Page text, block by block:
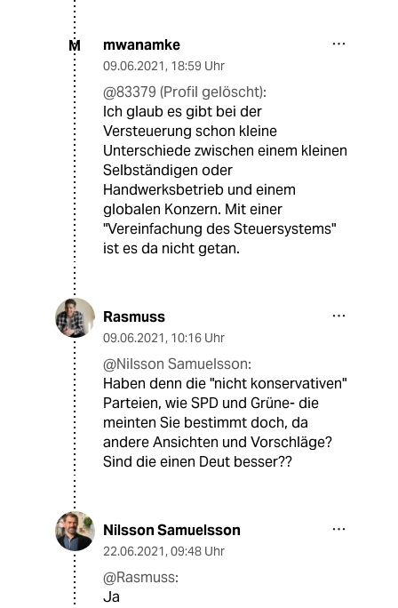
M mwanamke
09.06.2021, 18:59 Uhr
@83379 (Profil gelöscht):
Ich glaub es gibt bei der
Versteuerung schon kleine
Unterschiede zwischen einem kleinen
Selbständigen oder
Handwerksbetrieb und einem
globalen Konzern. Mit einer
"Vereinfachung des Steuersystems"
ist es da nicht getan.
Rasmuss
09.06.2021, 10:16 Uhr
@Nilsson Samuelsson:
Haben denn die "nicht konservativen"
Parteien, wie SPD und Grüne- die
meinten Sie bestimmt doch, da
andere Ansichten und Vorschläge?
Sind die einen Deut besser??
Nilsson Samuelsson
22.06.2021, 09:48 Uhr
@Rasmuss:
Ja